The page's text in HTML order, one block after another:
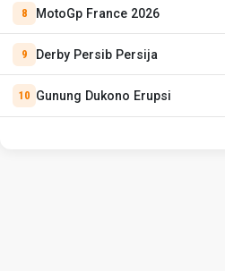
MotoGp France 2026
Derby Persib Persija
Gunung Dukono Erupsi